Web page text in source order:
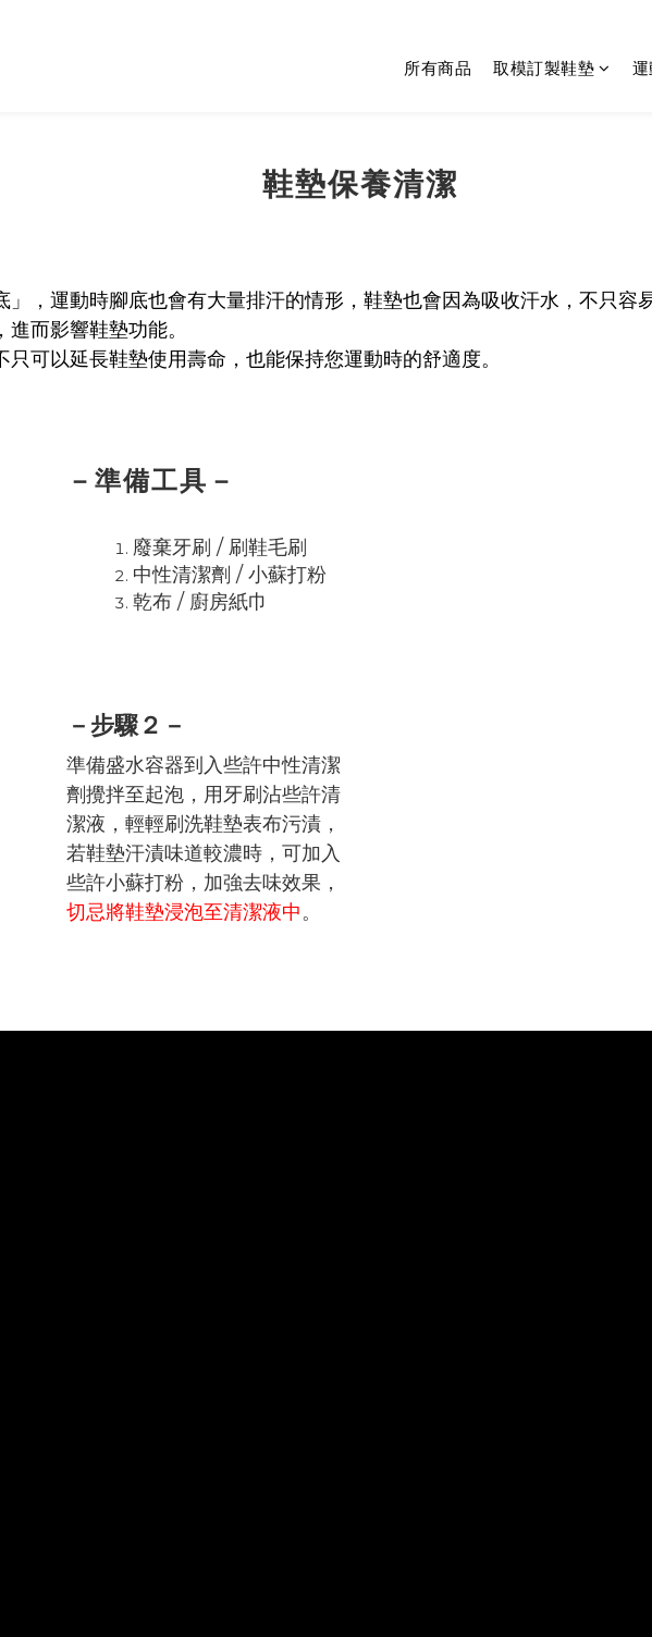
所有商品 取模訂製鞋墊
鞋墊保養清潔
，運動時腳底也會有大量排汗的情形，鞋墊也會因為吸收汗水，不只容
而影響鞋墊功能。
可以延長鞋墊使用壽命，也能保持您運動時的舒適度。
－準備工具－
廢棄牙刷 / 刷鞋毛刷
中性清潔劑 / 小蘇打粉
乾布 / 廚房紙巾
－步驟２－
準備盛水容器到入些許中性清潔
劑攪拌至起泡，用牙刷沾些許清
潔液，輕輕刷洗鞋墊表布污漬，
若鞋墊汗漬味道較濃時，可加入
些許小蘇打粉，加強去味效果，
切忌將鞋墊浸泡至清潔液中。